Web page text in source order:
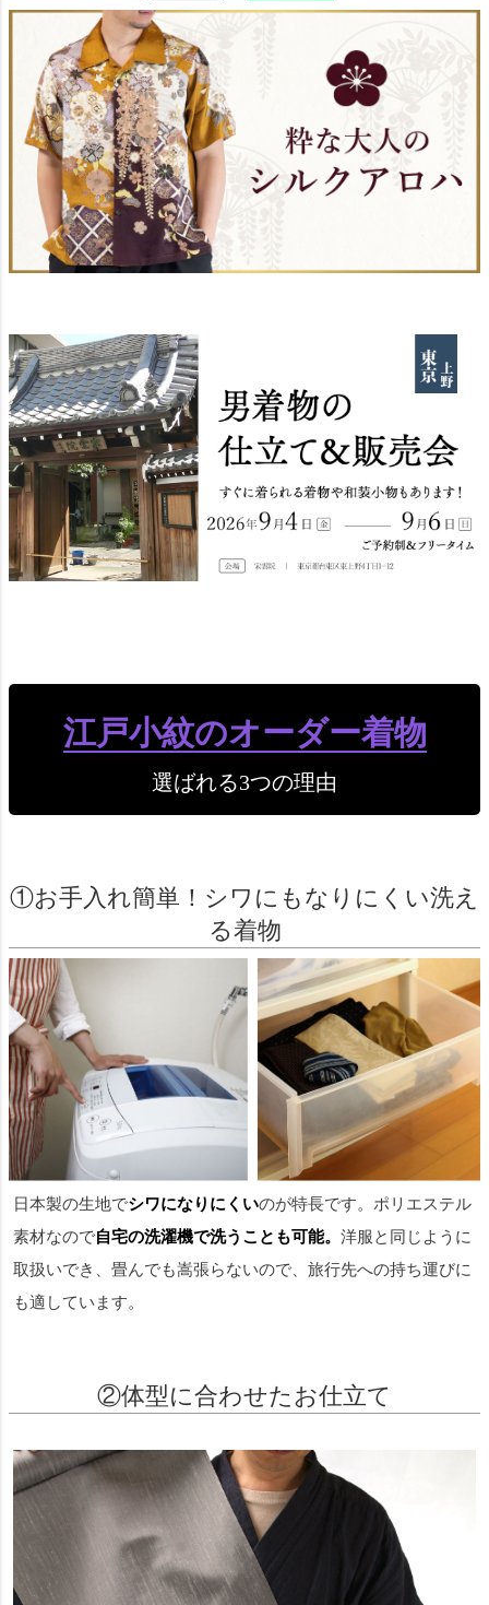
江戸小紋のオーダー着物
選ばれる3つの理由
①お手入れ簡単！シワにもなりにくい洗え
る着物
日本製の生地でシワになりにくいのが特長です。ポリエステル
素材なので自宅の洗濯機で洗うことも可能。洋服と同じように
取扱いでき、畳んでも嵩張らないので、旅行先への持ち運びに
も適しています。
②体型に合わせたお仕立て